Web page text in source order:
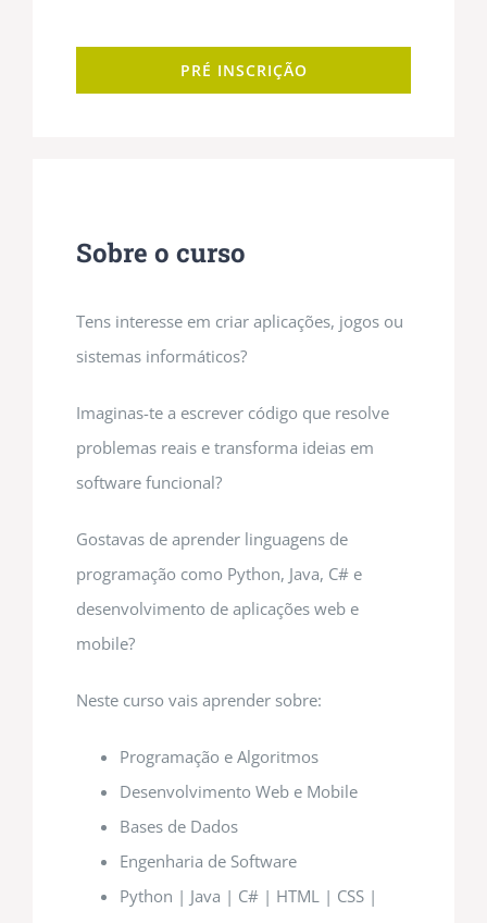
Sobre o curso
Tens interesse em criar aplicações, jogos ou
sistemas informáticos?
Imaginas-te a escrever código que resolve
problemas reais e transforma ideias em
software funcional?
Gostavas de aprender linguagens de
programação como Python, Java, C# e
desenvolvimento de aplicações web e
mobile?
Neste curso vais aprender sobre:
Programação e Algoritmos
Desenvolvimento Web e Mobile
Bases de Dados
Engenharia de Software
Python | Java | C# | HTML | CSS |
PRÉ INSCRIÇÃO